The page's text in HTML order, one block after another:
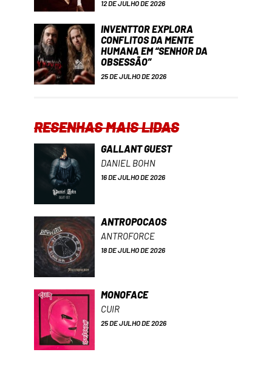
12 DE JULHO DE 2026
INVENTTOR EXPLORA
CONFLITOS DA MENTE
HUMANA EM “SENHOR DA
OBSESSÃO”
25 DE JULHO DE 2026
RESENHAS MAIS LIDAS
GALLANT GUEST
DANIEL BOHN
16 DE JULHO DE 2026
ANTROPOCAOS
ANTROFORCE
18 DE JULHO DE 2026
MONOFACE
CUIR
25 DE JULHO DE 2026